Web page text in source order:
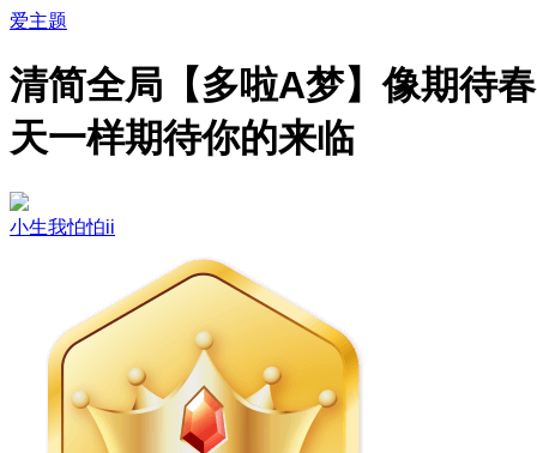
爱主题
清简全局【多啦A梦】像期待春
天一样期待你的来临
小生我怕怕ii